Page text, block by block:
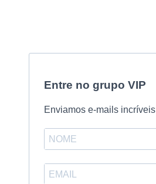
Entre no grupo VIP
Enviamos e-mails incríveis